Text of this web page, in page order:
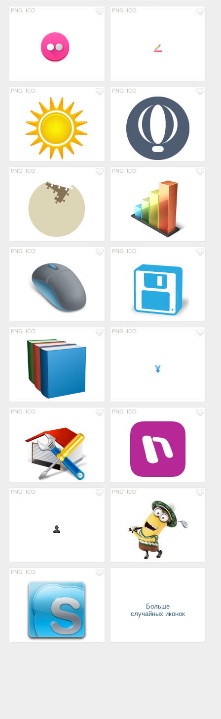
PNG ICO PNG ICO
PNG ICO PNG ICO
PNG ICO PNG ICO
PNG ICO PNG ICO
PNG ICO PNG ICO
PNG ICO PNG ICO
PNG ICO PNG ICO
PNG ICO
Больше
случайных иконок